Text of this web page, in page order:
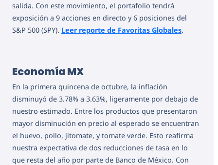
salida. Con este movimiento, el portafolio tendrá
exposición a 9 acciones en directo y 6 posiciones del
S&P 500 (SPY). Leer reporte de Favoritas Globales.
Economía MX
En la primera quincena de octubre, la inflación
disminuyó de 3.78% a 3.63%, ligeramente por debajo de
nuestro estimado. Entre los productos que presentaron
mayor disminución en precio al esperado se encuentran
el huevo, pollo, jitomate, y tomate verde. Esto reafirma
nuestra expectativa de dos reducciones de tasa en lo
que resta del año por parte de Banco de México. Con